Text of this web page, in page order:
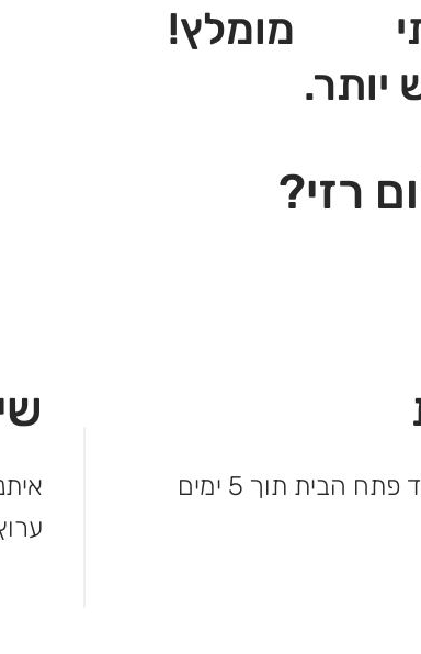
מומלץ!
יותר.
רזי?
לא מחכים – המשלוח מגיע עד פתח הבית תוך 5 ימים